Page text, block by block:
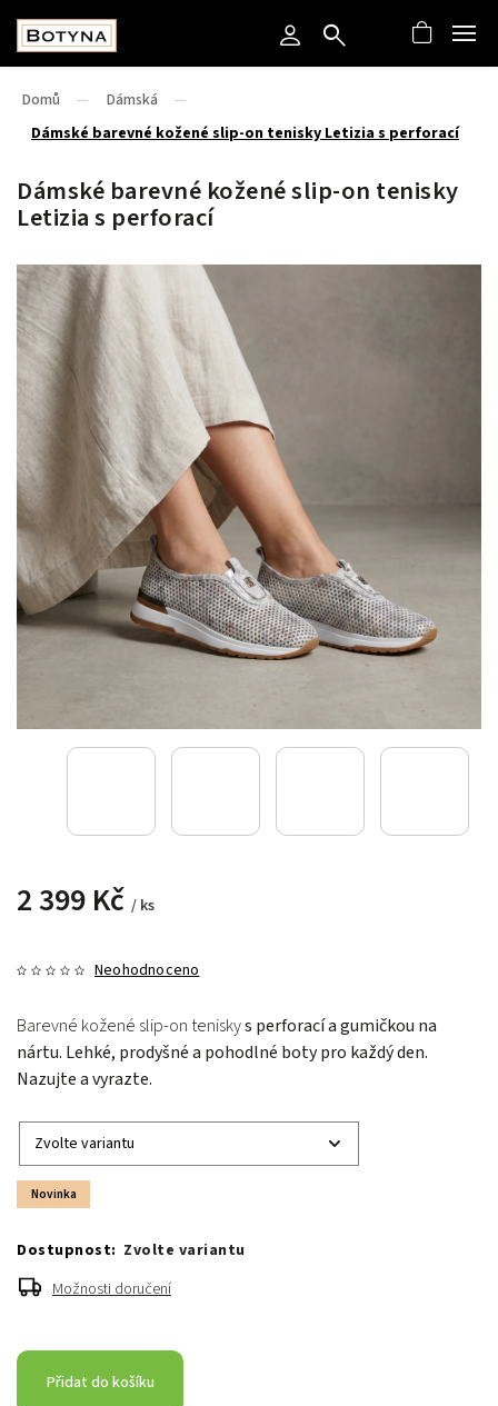
Domů / Dámská
/
Dámské barevné kožené slip-on tenisky Letizia s perforací
Dámské barevné kožené slip-on tenisky
Letizia s perforací
2 399 Kč / ks
Novinka
Neohodnoceno
Barevné kožené slip-on teniskys perforací a gumičkou na
nártu. Lehké, prodyšné a pohodlné boty pro každý den.
Nazujte a vyrazte.
Zvolte variantu
Možnosti doručení
Přidat do košíku